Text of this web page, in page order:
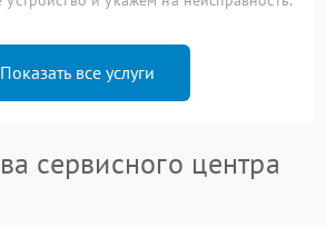
Показать все услуги
сервисного центра